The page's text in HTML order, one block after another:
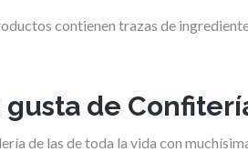
contienen trazas de
gusta de
de las de toda la vida con